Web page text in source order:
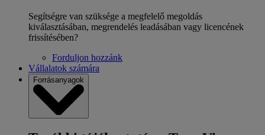
Segítségre van szüksége a megfelelő megoldás
kiválasztásában, megrendelés leadásában vagy licencének
frissítésében?
Forduljon hozzánk
Vállalatok számára
Forrásanyagok